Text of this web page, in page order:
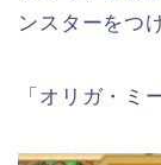
ンスターをつ
「オリガ・ミ